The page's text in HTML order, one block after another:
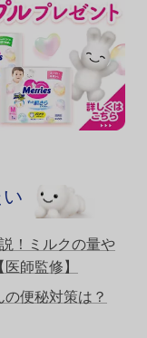
！ミルクの量や
師監修】
便秘対策は？